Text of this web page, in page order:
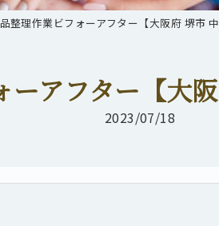
整理作業ビフォーアフター【大阪府 堺市
アフター【大
2023/07/18